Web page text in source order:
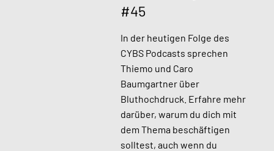
#45​
In der heutigen Folge des
CYBS Podcasts sprechen
Thiemo und Caro
Baumgartner über
Bluthochdruck. Erfahre mehr
darüber, warum du dich mit
dem Thema beschäftigen
solltest, auch wenn du